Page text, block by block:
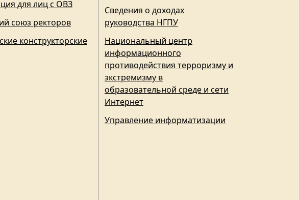
для лиц с ОВЗ
союз ректоров
конструкторские
Сведения о доходах
руководства НГПУ
Национальный центр
информационного
противодействия терроризму и
экстремизму в
образовательной среде и сети
Интернет
Управление информатизации